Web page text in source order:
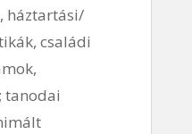
háztartási/
családi
tanodai